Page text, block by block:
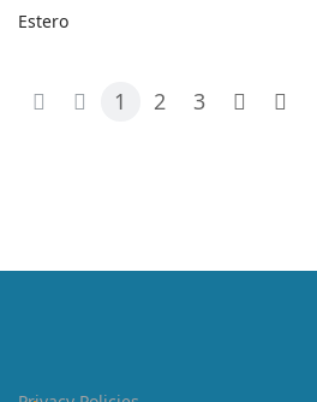
Estero
1 2 3